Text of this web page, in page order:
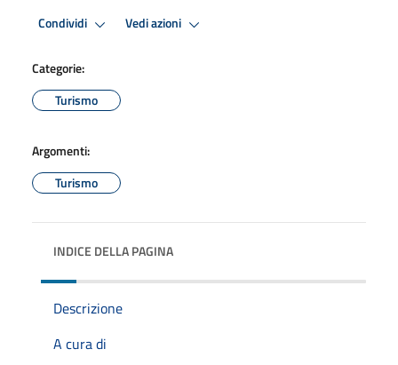
Condividi Vedi azioni
Categorie:
Turismo
Argomenti:
Turismo
INDICE DELLA PAGINA
Descrizione
A cura di